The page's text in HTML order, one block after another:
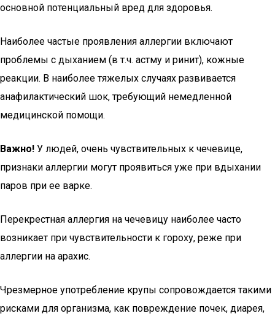
основной потенциальный вред для здоровья.
Наиболее частые проявления аллергии включают
проблемы с дыханием (в т.ч. астму и ринит), кожные
реакции. В наиболее тяжелых случаях развивается
анафилактический шок, требующий немедленной
медицинской помощи.
Важно! У людей, очень чувствительных к чечевице,
признаки аллергии могут проявиться уже при вдыхании
паров при ее варке.
Перекрестная аллергия на чечевицу наиболее часто
возникает при чувствительности к гороху, реже при
аллергии на арахис.
Чрезмерное употребление крупы сопровождается такими
рисками для организма, как повреждение почек, диарея,